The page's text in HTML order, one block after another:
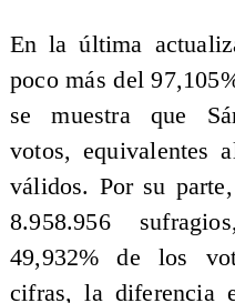
En la última
poco más del
se muestra que
votos, equivalentes
válidos. Por su
8.958.956
49,932% de los
cifras, la diferencia